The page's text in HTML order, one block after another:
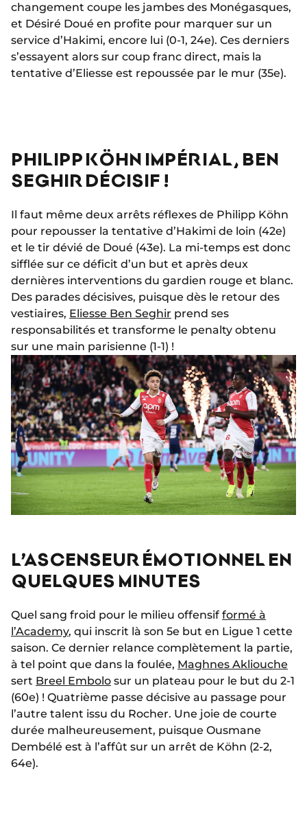
changement coupe les jambes des Monégasques,
et Désiré Doué en profite pour marquer sur un
service d’Hakimi, encore lui (0-1, 24e). Ces derniers
s’essayent alors sur coup franc direct, mais la
tentative d’Eliesse est repoussée par le mur (35e).
PHILIPP KÖHN IMPÉRIAL, BEN
SEGHIR DÉCISIF !
Il faut même deux arrêts réflexes de Philipp Köhn
pour repousser la tentative d’Hakimi de loin (42e)
et le tir dévié de Doué (43e). La mi-temps est donc
sifflée sur ce déficit d’un but et après deux
dernières interventions du gardien rouge et blanc.
Des parades décisives, puisque dès le retour des
vestiaires, Eliesse Ben Seghir prend ses
responsabilités et transforme le penalty obtenu
sur une main parisienne (1-1) !
L’ASCENSEUR ÉMOTIONNEL EN
QUELQUES MINUTES
Quel sang froid pour le milieu offensif formé à
l’Academy, qui inscrit là son 5e but en Ligue 1 cette
saison. Ce dernier relance complètement la partie,
à tel point que dans la foulée, Maghnes Akliouche
sert Breel Embolo sur un plateau pour le but du 2-1
(60e) ! Quatrième passe décisive au passage pour
l’autre talent issu du Rocher. Une joie de courte
durée malheureusement, puisque Ousmane
Dembélé est à l’affût sur un arrêt de Köhn (2-2,
64e).